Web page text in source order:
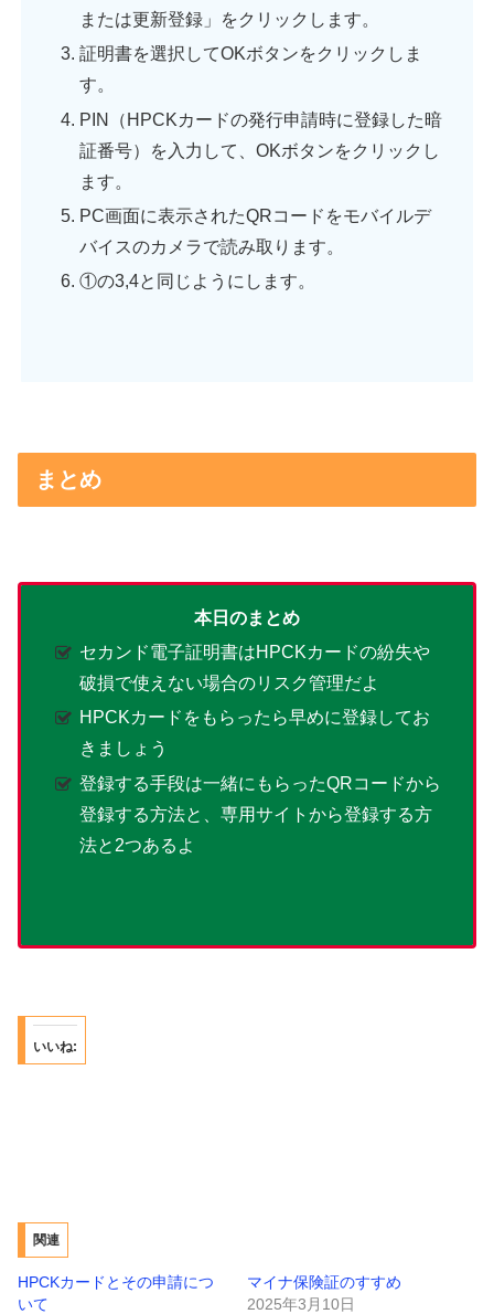
または更新登録」をクリックします。
証明書を選択してOKボタンをクリックしま
す。
PIN（HPCKカードの発行申請時に登録した暗
証番号）を入力して、OKボタンをクリックし
ます。
PC画面に表示されたQRコードをモバイルデ
バイスのカメラで読み取ります。
①の3,4と同じようにします。
まとめ
本日のまとめ
セカンド電子証明書はHPCKカードの紛失や
破損で使えない場合のリスク管理だよ
HPCKカードをもらったら早めに登録してお
きましょう
登録する手段は一緒にもらったQRコードから
登録する方法と、専用サイトから登録する方
法と2つあるよ
いいね:
関連
HPCKカードとその申請につ
いて
マイナ保険証のすすめ
2025年3月10日